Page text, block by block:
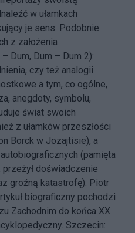
w ułamkach
je sens. Podobnie
z założenia
Dum, Dum – Dum 2):
czy też analogii
a tym, co ogólne,
anegdoty, symbolu,
świat swoich
z ułamków przeszłości
Borck w Jozajtisie), a
(pamięta
doświadczenie
groźną katastrofę). Piotr
biograficzny pochodzi
Zachodnim do końca XX
Szczecin: